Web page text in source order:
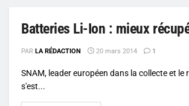
Batteries Li-Ion : mieux
PAR LA RÉDACTION 20 mars 2014 1
SNAM, leader européen dans la collecte et
s'est...